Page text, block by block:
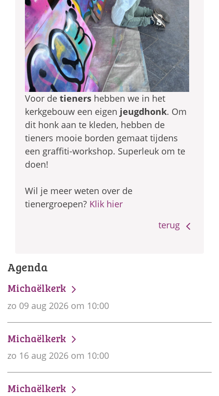
Voor de tieners hebben we in het
kerkgebouw een eigen jeugdhonk. Om
dit honk aan te kleden, hebben de
tieners mooie borden gemaat tijdens
een graffiti-workshop. Superleuk om te
doen!
Wil je meer weten over de
tienergroepen? Klik hier
terug
Agenda
Michaëlkerk
zo 09 aug 2026 om 10:00
Michaëlkerk
zo 16 aug 2026 om 10:00
Michaëlkerk